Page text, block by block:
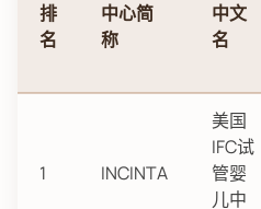
排
名
中心简
称
中文
名
1 INCINTA
美国
IFC试
管婴
儿中